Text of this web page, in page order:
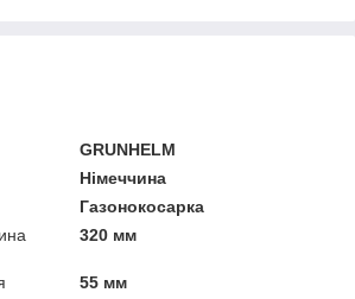
GRUNHELM
Німеччина
Газонокосарка
320 мм
55 мм